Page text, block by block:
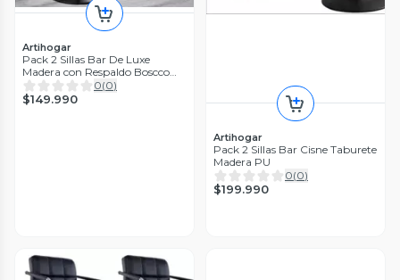
Artihogar
Pack 2 Sillas Bar De Luxe
Madera con Respaldo Boscco
Negro/Negro 0(0)
$149.990
Artihogar
Pack 2 Sillas Bar Cisne Taburete
Madera PU
0(0)
$199.990